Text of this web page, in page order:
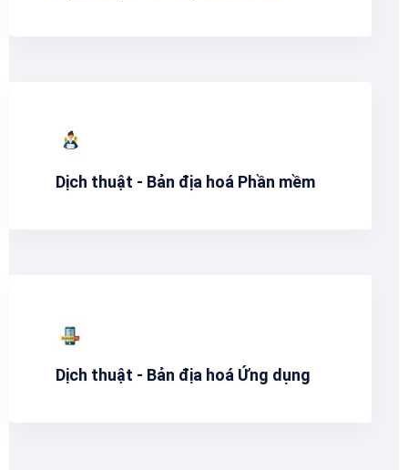
Dịch thuật - Bản địa hoá Phần mềm
Dịch thuật - Bản địa hoá Ứng dụng